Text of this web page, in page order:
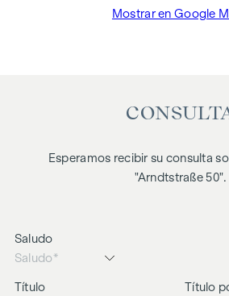
Mostrar en Google
Esperamos recibir su consulta
"Arndtstraße 50".
Saludo
Título Título